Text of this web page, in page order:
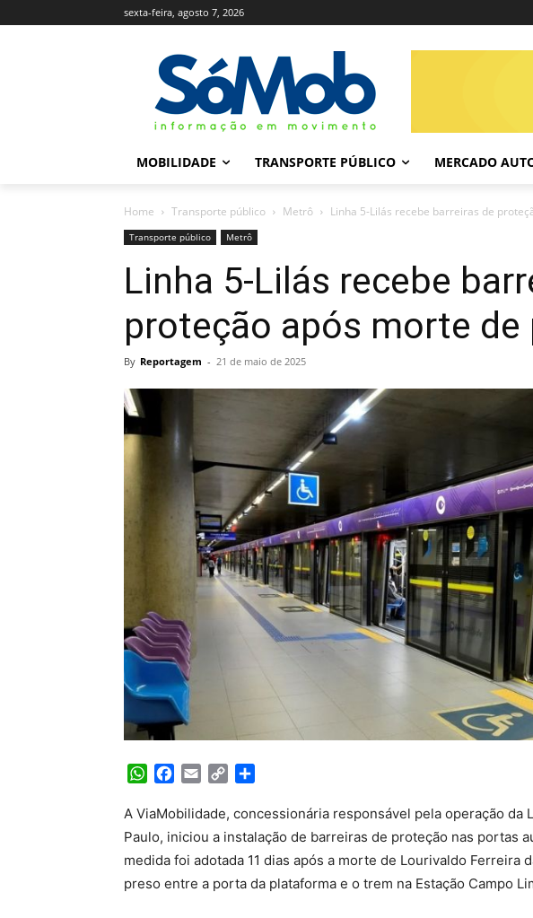
sexta-feira, agosto 7, 2026
MOBILIDADE TRANSPORTE PÚBLICO MERCADO
Home Transporte público Metrô Linha 5-Lilás recebe barreiras de
Transporte público Metrô
Linha 5-Lilás recebe
proteção após morte de
By Reportagem - 21 de maio de 2025
WhatsApp
Facebook
Email Copy
A ViaMobilidade, concessionária responsável pela operação da
Paulo, iniciou a instalação de barreiras de proteção nas portas
medida foi adotada 11 dias após a morte de Lourivaldo Ferreira
preso entre a porta da plataforma e o trem na Estação Campo